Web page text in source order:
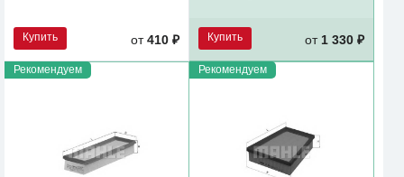
Купить от410 ₽ Купить от 1 330 ₽
Рекомендуем Рекомендуем